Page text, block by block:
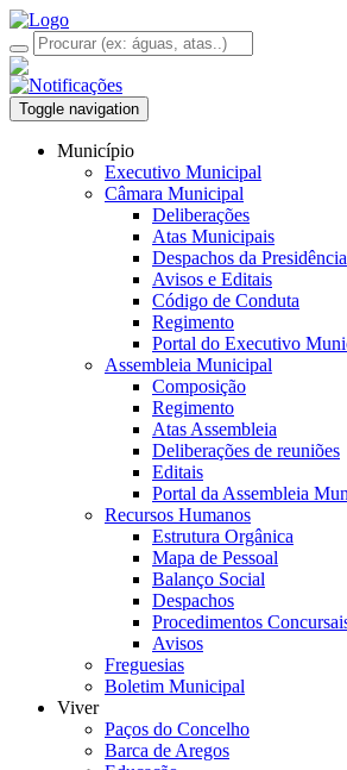
Toggle navigation
Município
Executivo Municipal
Câmara Municipal
Deliberações
Atas Municipais
Despachos da Presidência
Avisos e Editais
Código de Conduta
Regimento
Portal do Executivo
Assembleia Municipal
Composição
Regimento
Atas Assembleia
Deliberações de reuniões
Editais
Portal da Assembleia
Recursos Humanos
Estrutura Orgânica
Mapa de Pessoal
Balanço Social
Despachos
Procedimentos
Avisos
Freguesias
Boletim Municipal
Viver
Paços do Concelho
Barca de Aregos